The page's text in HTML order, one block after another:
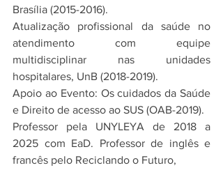
Brasília (2015-2016).
Atualização profissional da saúde no
atendimento com equipe
multidisciplinar nas unidades
hospitalares, UnB (2018-2019).
Apoio ao Evento: Os cuidados da Saúde
e Direito de acesso ao SUS (OAB-2019).
Professor pela UNYLEYA de 2018 a
2025 com EaD. Professor de inglês e
francês pelo Reciclando o Futuro,